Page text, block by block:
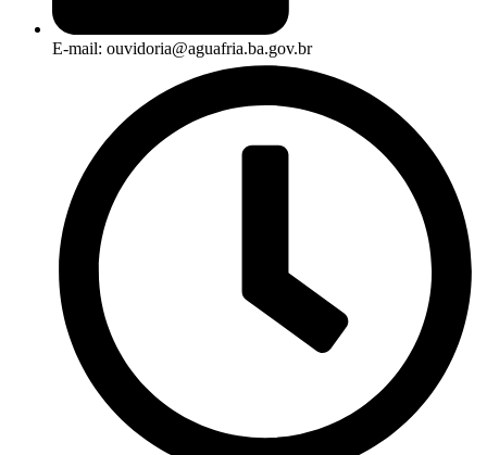
E-mail: ouvidoria@aguafria.ba.gov.br